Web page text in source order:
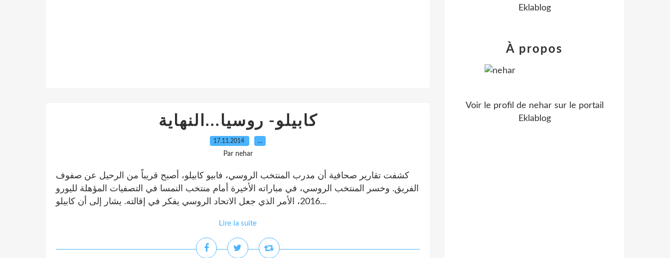
كابيلو- روسيا...النهاية
17.11.2014 …
Par nehar
كشفت تقارير صحافية أن مدرب المنتخب الروسي، فابيو كابيلو، أصبح قريباً من الرحيل عن صفوف
الفريق. وخسر المنتخب الروسي، في مباراته الأخيرة أمام منتخب النمسا في التصفيات المؤهلة لليورو
2016، الأمر الذي جعل الاتحاد الروسي يفكر في إقالته. يشار إلى أن كابيلو...
Lire la suite
Eklablog
À propos
Voir le profil de neharsur le portail
Eklablog